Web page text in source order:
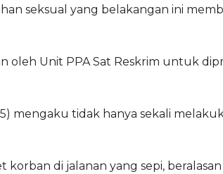
seksual yang belakangan ini
oleh Unit PPA Sat Reskrim untuk
mengaku tidak hanya sekali
di jalanan yang sepi, beralasan